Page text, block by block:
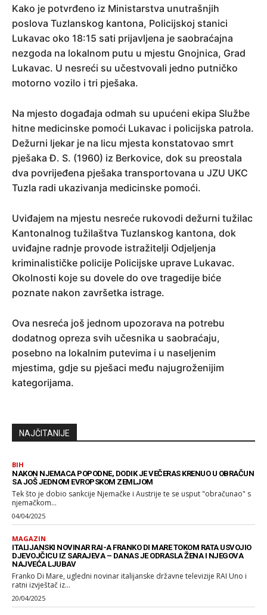
Kako je potvrđeno iz Ministarstva unutrašnjih
poslova Tuzlanskog kantona, Policijskoj stanici
Lukavac oko 18:15 sati prijavljena je saobraćajna
nezgoda na lokalnom putu u mjestu Gnojnica, Grad
Lukavac. U nesreći su učestvovali jedno putničko
motorno vozilo i tri pješaka.
Na mjesto događaja odmah su upućeni ekipa Službe
hitne medicinske pomoći Lukavac i policijska patrola.
Dežurni ljekar je na licu mjesta konstatovao smrt
pješaka Đ. S. (1960) iz Berkovice, dok su preostala
dva povrijeđena pješaka transportovana u JZU UKC
Tuzla radi ukazivanja medicinske pomoći.
Uviđajem na mjestu nesreće rukovodi dežurni tužilac
Kantonalnog tužilaštva Tuzlanskog kantona, dok
uviđajne radnje provode istražitelji Odjeljenja
kriminalističke policije Policijske uprave Lukavac.
Okolnosti koje su dovele do ove tragedije biće
poznate nakon završetka istrage.
Ova nesreća još jednom upozorava na potrebu
dodatnog opreza svih učesnika u saobraćaju,
posebno na lokalnim putevima i u naseljenim
mjestima, gdje su pješaci među najugroženijim
kategorijama.
NAJČITANIJE
BIH
NAKON NJEMACA POPODNE, DODIK JE VEČERAS KRENUO U OBRAČUN
SA JOŠ JEDNOM EVROPSKOM ZEMLJOM
Tek što je dobio sankcije Njemačke i Austrije te se usput "obračunao" s
njemačkom...
04/04/2025
MAGAZIN
ITALIJANSKI NOVINAR RAI-A FRANKO DI MARE TOKOM RATA USVOJIO
DJEVOJČICU IZ SARAJEVA – DANAS JE ODRASLA ŽENA I NJEGOVA
NAJVEĆA LJUBAV
Franko Di Mare, ugledni novinar italijanske državne televizije RAI Uno i
ratni izvještač iz...
20/04/2025